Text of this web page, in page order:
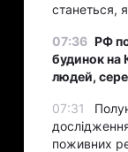
станеться,
07:36 РФ
будинок на
людей,
07:31
поживних